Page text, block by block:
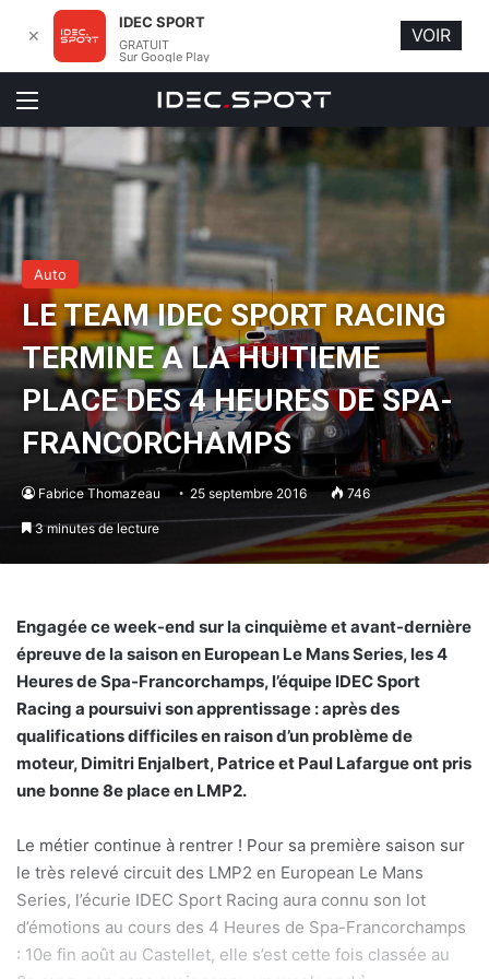
Menu
Auto
LE TEAM IDEC SPORT RACING
TERMINE A LA HUITIEME
PLACE DES 4 HEURES DE SPA-
FRANCORCHAMPS
Fabrice Thomazeau 25 septembre 2016 746
3 minutes de lecture
Engagée ce week-end sur la cinquième et avant-dernière
épreuve de la saison en European Le Mans Series, les 4
Heures de Spa-Francorchamps, l’équipe IDEC Sport
Racing a poursuivi son apprentissage : après des
qualifications difficiles en raison d’un problème de
moteur, Dimitri Enjalbert, Patrice et Paul Lafargue ont pris
une bonne 8e place en LMP2.
Le métier continue à rentrer ! Pour sa première saison sur
le très relevé circuit des LMP2 en European Le Mans
Series, l’écurie IDEC Sport Racing aura connu son lot
d’émotions au cours des 4 Heures de Spa-Francorchamps
: 10e fin août au Castellet, elle s’est cette fois classée au
✕
IDEC SPORT
GRATUIT
Sur Google Play
VOIR